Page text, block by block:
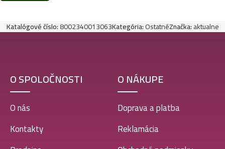
Katalógové číslo:8002340013063Kategória:OstatnéZnačka:aktualne
O SPOLOČNOSTI
O nás
Kontakty
O NÁKUPE
Doprava a platba
Reklamácia